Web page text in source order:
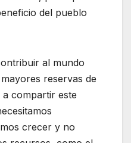
del pueblo
al mundo
reservas de
a compartir este
crecer y no